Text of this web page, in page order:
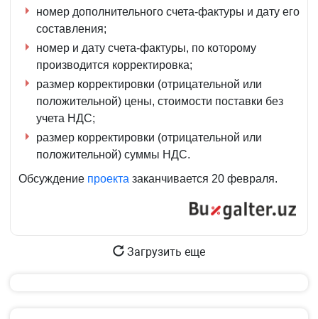
номер дополнительного счета-фактуры и дату его
составления;
номер и дату счета-фактуры, по которому
производится корректировка;
размер корректировки (отрицательной или
положительной) цены, стоимости поставки без
учета НДС;
размер корректировки (отрицательной или
положительной) суммы НДС.
Обсуждение проекта заканчивается 20 февраля.
Загрузить еще